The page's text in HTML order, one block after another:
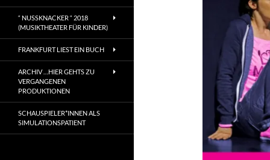
“ NUSSKNACKER “ 2018
(MUSIKTHEATER FÜR KINDER)
FRANKFURT LIEST EIN BUCH
ARCHIV …HIER GEHTS ZU
VERGANGENEN
PRODUKTIONEN
SCHAUSPIELER*INNEN ALS
SIMULATIONSPATIENT